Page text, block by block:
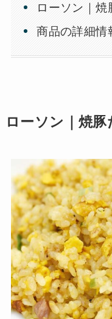
ローソン｜
商品の詳細情
ローソン｜焼